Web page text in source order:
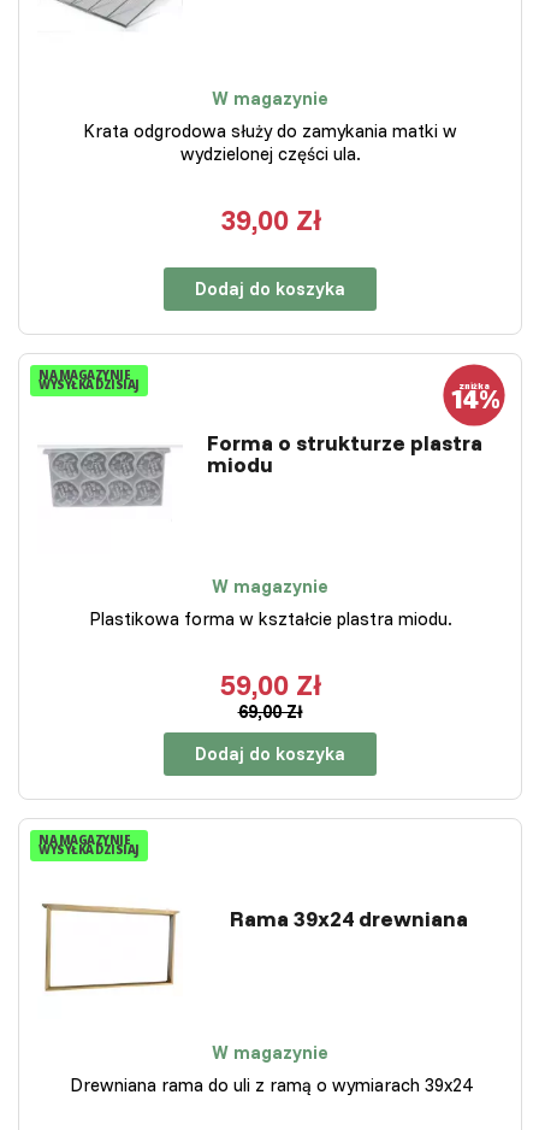
W magazynie
Krata odgrodowa służy do zamykania matki w
wydzielonej części ula.
39,00 Zł
Dodaj do koszyka
NA MAGAZYNIE
WYSYŁKA DZISIAJ
Forma o strukturze plastra
miodu
W magazynie
Plastikowa forma w kształcie plastra miodu.
59,00 Zł
69,00 Zł
Dodaj do koszyka
NA MAGAZYNIE
WYSYŁKA DZISIAJ
Rama 39x24 drewniana
W magazynie
Drewniana rama do uli z ramą o wymiarach 39x24